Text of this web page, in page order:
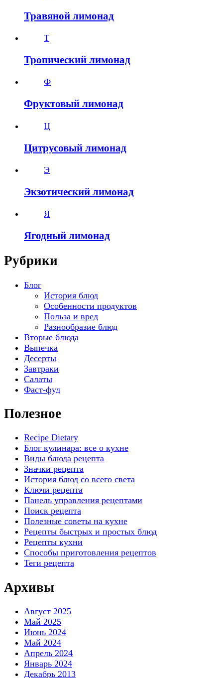
Травяной лимонад
Т
Тропический лимонад
Ф
Фруктовый лимонад
Ц
Цитрусовый лимонад
Э
Экзотический лимонад
Я
Ягодный лимонад
Рубрики
Блог
История блюд
Особенности продуктов
Польза и вред
Разнообразие блюд
Вторые блюда
Выпечка
Десерты
Завтраки
Салаты
Фаст-фуд
Полезное
Recipe Dietary
Блог кулинара: все о кухне
Виды блюда рецепта
Значки рецепта
История блюд со всего света
Ключи рецепта
Панель управления рецептами
Поиск рецепта
Полезные советы на кухне
Рецепты быстрых и простых блюд
Рецепты кухни
Способы приготовления рецептов
Теги рецепта
Архивы
Август 2025
Май 2025
Июнь 2024
Май 2024
Апрель 2024
Январь 2024
Декабрь 2013